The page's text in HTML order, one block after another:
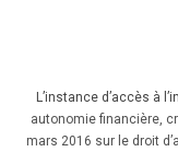
L’instance d’accès à
autonomie financière,
mars 2016 sur le droit